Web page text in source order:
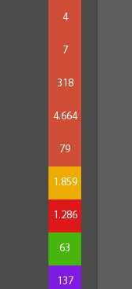
4
7
318
4.664
79
1.859
1.286
63
137